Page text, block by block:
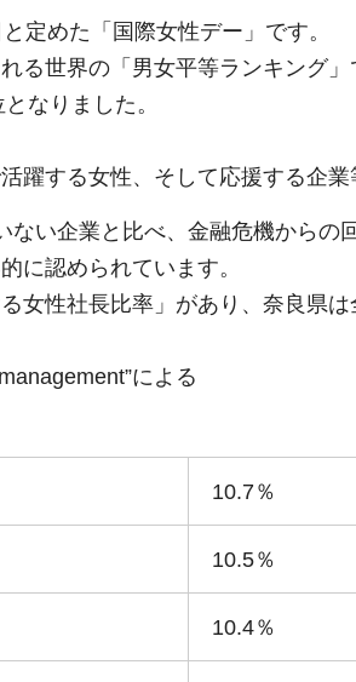
定めた「国際女性デー」です。
る世界の「男女平等ランキング
なりました。
躍する女性、そして応援する企業
い企業と比べ、金融危機からの
に認められています。
女性社長比率」があり、奈良県
による
10.7％
10.5％
10.4％